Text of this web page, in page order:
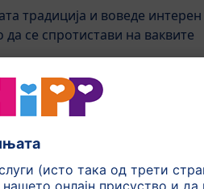
традиција и воведе интерен
се спротистави на ваквите